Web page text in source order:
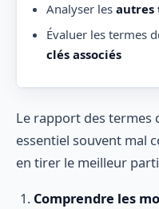
Analyser les autres
Évaluer les termes
clés associés
Le rapport des termes
essentiel souvent mal
en tirer le meilleur
Comprendre les